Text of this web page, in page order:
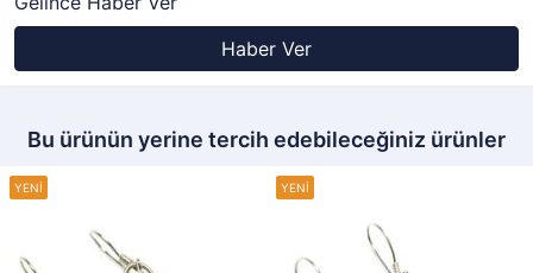
Haber Ver
Bu ürünün yerine tercih edebileceğiniz ürünler